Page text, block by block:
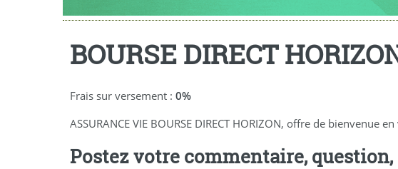
BOURSE DIRECT
Frais sur versement : 0%
ASSURANCE VIE BOURSE DIRECT HORIZON, offre de
Postez votre commentaire, question,